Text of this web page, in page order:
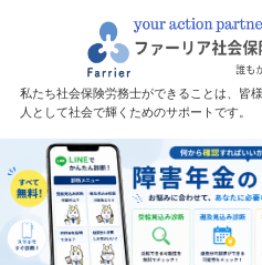
私たち社会保険労務士ができることは、皆
人として社会で輝くためのサポートです。
ホーム
障害年金サポート
サポート料金